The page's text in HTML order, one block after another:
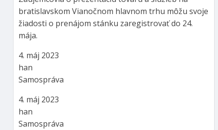
bratislavskom Vianočnom hlavnom trhu môžu svoje
žiadosti o prenájom stánku zaregistrovať do 24.
mája.
4. máj 2023
han
Samospráva
4. máj 2023
han
Samospráva